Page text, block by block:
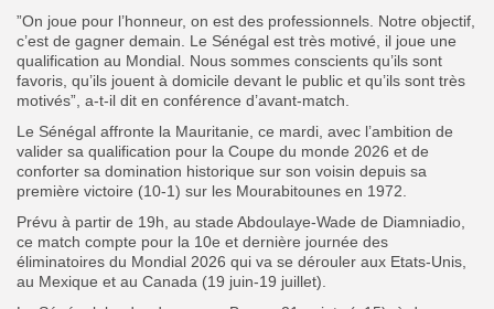
”On joue pour l’honneur, on est des professionnels. Notre objectif,
c’est de gagner demain. Le Sénégal est très motivé, il joue une
qualification au Mondial. Nous sommes conscients qu’ils sont
favoris, qu’ils jouent à domicile devant le public et qu’ils sont très
motivés”, a-t-il dit en conférence d’avant-match.
Le Sénégal affronte la Mauritanie, ce mardi, avec l’ambition de
valider sa qualification pour la Coupe du monde 2026 et de
conforter sa domination historique sur son voisin depuis sa
première victoire (10-1) sur les Mourabitounes en 1972.
Prévu à partir de 19h, au stade Abdoulaye-Wade de Diamniadio,
ce match compte pour la 10e et dernière journée des
éliminatoires du Mondial 2026 qui va se dérouler aux Etats-Unis,
au Mexique et au Canada (19 juin-19 juillet).